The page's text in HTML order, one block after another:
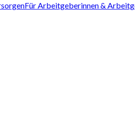
Für Arbeitgeberinnen &